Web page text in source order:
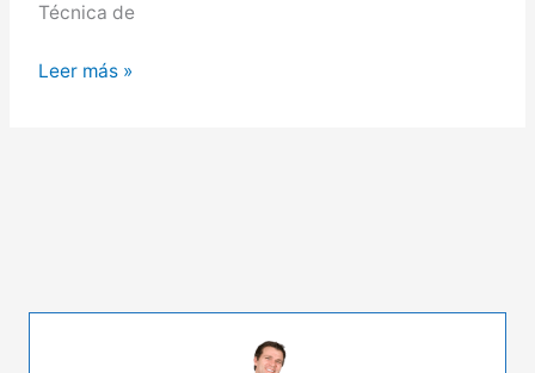
Técnica de
Whirlpool
Leer más »